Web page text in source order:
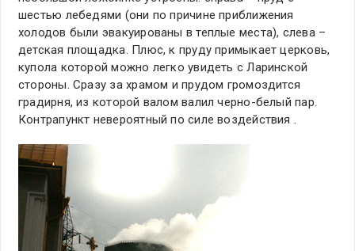
шестью лебедями (они по причине приближения
холодов были эвакуированы в теплые места), слева –
детская площадка. Плюс, к пруду примыкает церковь,
купола которой можно легко увидеть с Ларинской
стороны. Сразу за храмом и прудом громоздится
градирня, из которой валом валил черно-белый пар.
Контрапункт невероятный по силе воздействия .